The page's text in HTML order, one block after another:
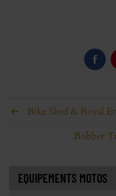
Bike Shed & Royal
Bobber
EQUIPEMENTS MOTOS